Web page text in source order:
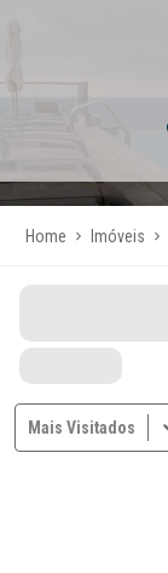
Home Imóveis
Mais Visitados